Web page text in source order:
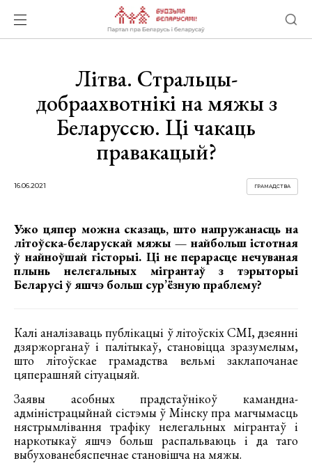
Літва. Стральцы-
добраахвотнікі на мяжы з
Беларуссю. Ці чакаць
правакацый?
16.06.2021 ГРАМАДСТВА
Ужо цяпер можна сказаць, што напружанасць на
літоўска-беларускай мяжы — найбольш істотная
ў найноўшай гісторыі. Ці не перарасце нечуваная
плынь нелегальных мігрантаў з тэрыторыі
Беларусі ў яшчэ больш сур’ёзную праблему?
Калі аналізаваць публікацыі ў літоўскіх СМІ, дзеянні
дзяржорганаў і палітыкаў, становіцца зразумелым,
што літоўскае грамадства вельмі заклапочанае
цяперашняй сітуацыяй.
Заявы асобных прадстаўнікоў камандна-
адміністрацыйнай сістэмы ў Мінску пра магчымасць
нястрымлівання трафіку нелегальных мігрантаў і
наркотыкаў яшчэ больш распальваюць і да таго
выбухованебяспечнае становішча на мяжы.